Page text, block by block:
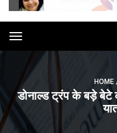
Toggle
navigation
HOME
डोनाल्ड ट्रंप के बड़े बेटे